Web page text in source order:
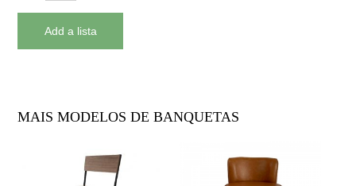
MAIS MODELOS DE BANQUETAS